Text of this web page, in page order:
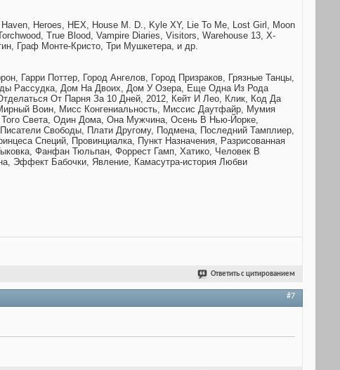
Heroes, HEX, House M. D., Kyle XY, Lie To Me, Lost Girl, Moon
True Blood, Vampire Diaries, Visitors, Warehouse 13, X-
Граф Монте-Кристо, Три Мушкетера, и др.
Поттер, Город Ангелов, Город Призраков, Грязные Танцы,
Рассудка, Дом На Двоих, Дом У Озера, Еще Одна Из Рода
От Парня За 10 Дней, 2012, Кейт И Лео, Клик, Код Да
Воин, Мисс Конгениальность, Миссис Даутфайр, Мумия
Света, Один Дома, Она Мужчина, Осень В Нью-Йорке,
Свободы, Плати Другому, Подмена, Последний Тамплиер,
Специй, Провинциалка, Пункт Назначения, Разрисованная
Фанфан Тюльпан, Форрест Гамп, Хатико, Человек В
Эффект Бабочки, Явление, Камасутра-история Любви
Ответить с цитированием
#7